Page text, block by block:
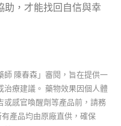
助，才能找回自信與幸
師 陳春森」審閱，旨在提供一
治療建議。 藥物效果因個人體
或感官喚醒劑等產品前，請務
產品均由原廠直供，確保